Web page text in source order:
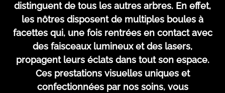
distinguent de tous les autres arbres. En effet,
les nôtres disposent de multiples boules à
facettes qui, une fois rentrées en contact avec
des faisceaux lumineux et des lasers,
propagent leurs éclats dans tout son espace.
Ces prestations visuelles uniques et
confectionnées par nos soins, vous